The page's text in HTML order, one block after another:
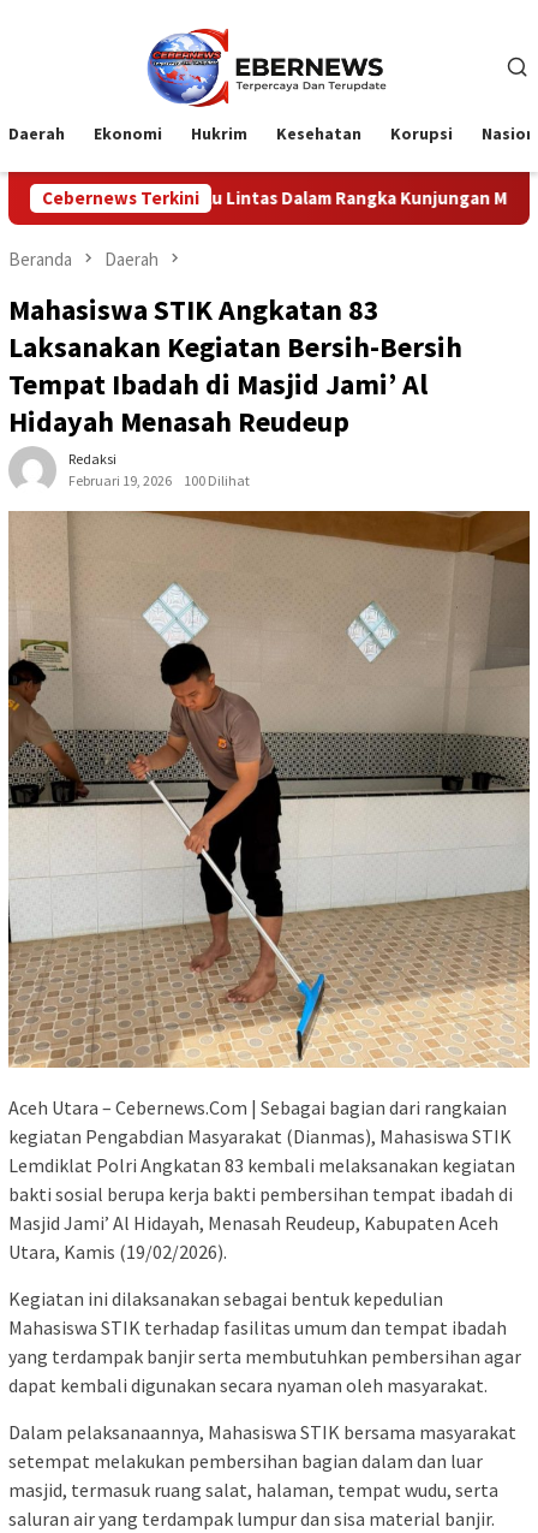
Daerah Ekonomi Hukrim Kesehatan Korupsi
Cebernews Terkini
Dalam Rangka Kunjungan Menteri Pertahanan RI
Beranda Daerah
Mahasiswa STIK Angkatan 83
Laksanakan Kegiatan Bersih-Bersih
Tempat Ibadah di Masjid Jami’ Al
Hidayah Menasah Reudeup
Redaksi
Februari 19, 2026
100 Dilihat
Aceh Utara – Cebernews.Com | Sebagai bagian dari rangkaian
kegiatan Pengabdian Masyarakat (Dianmas), Mahasiswa STIK
Lemdiklat Polri Angkatan 83 kembali melaksanakan kegiatan
bakti sosial berupa kerja bakti pembersihan tempat ibadah di
Masjid Jami’ Al Hidayah, Menasah Reudeup, Kabupaten Aceh
Utara, Kamis (19/02/2026).
Kegiatan ini dilaksanakan sebagai bentuk kepedulian
Mahasiswa STIK terhadap fasilitas umum dan tempat ibadah
yang terdampak banjir serta membutuhkan pembersihan agar
dapat kembali digunakan secara nyaman oleh masyarakat.
Dalam pelaksanaannya, Mahasiswa STIK bersama masyarakat
setempat melakukan pembersihan bagian dalam dan luar
masjid, termasuk ruang salat, halaman, tempat wudu, serta
saluran air yang terdampak lumpur dan sisa material banjir.